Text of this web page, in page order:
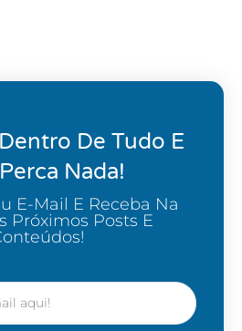
De Tudo E
Nada!
E-Mail E Receba Na
Próximos Posts E